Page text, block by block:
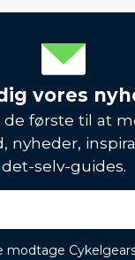
vores
første til at
nyheder,
det-selv-guides.
modtage